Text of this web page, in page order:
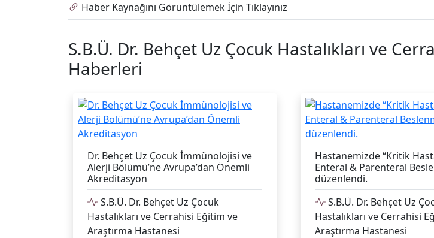
Haber Kaynağını Görüntülemek İçin Tıklayınız
S.B.Ü. Dr. Behçet Uz Çocuk Hastalıkları ve
Haberleri
Dr. Behçet Uz Çocuk İmmünolojisi ve
Alerji Bölümü’ne Avrupa’dan Önemli
Akreditasyon
S.B.Ü. Dr. Behçet Uz Çocuk
Hastalıkları ve Cerrahisi Eğitim ve
Araştırma Hastanesi
Hastanemizde “Kritik
Enteral & Parenteral
düzenlendi.
S.B.Ü. Dr. Behçet Uz
Hastalıkları ve Cerrahisi
Araştırma Hastanesi